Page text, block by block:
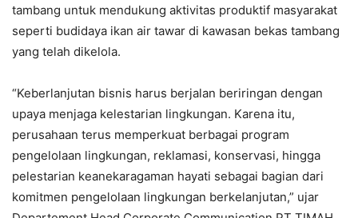
tambang untuk mendukung aktivitas produktif masyarakat
seperti budidaya ikan air tawar di kawasan bekas tambang
yang telah dikelola.
“Keberlanjutan bisnis harus berjalan beriringan dengan
upaya menjaga kelestarian lingkungan. Karena itu,
perusahaan terus memperkuat berbagai program
pengelolaan lingkungan, reklamasi, konservasi, hingga
pelestarian keanekaragaman hayati sebagai bagian dari
komitmen pengelolaan lingkungan berkelanjutan,” ujar